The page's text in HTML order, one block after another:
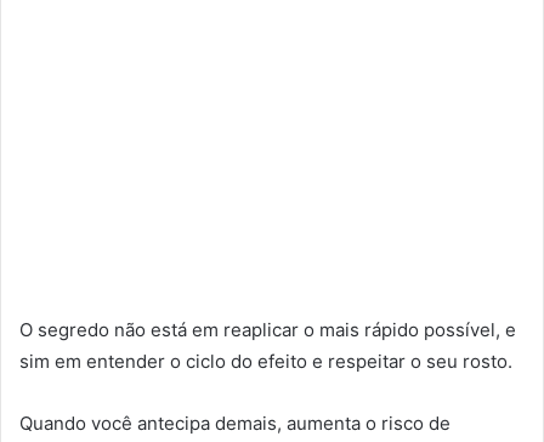
O segredo não está em reaplicar o mais rápido possível, e
sim em entender o ciclo do efeito e respeitar o seu rosto.
Quando você antecipa demais, aumenta o risco de